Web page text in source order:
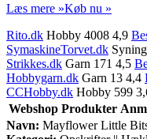
Læs mere »Køb nu »
Rito.dk Hobby 4008 4,9
SymaskineTorvet.dk
Strikkes.dk Garn 171 4,5
Hobbygarn.dk Garn 13 4,4
CCHobby.dk Hobby 599
Webshop Produkter
Navn: Mayflower Little